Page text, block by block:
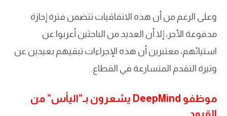
وعلى الرغم من أن هذه الاتفاقيات تتضمن فترة إجازة
مدفوعة الأجر، إلا أن العديد من الباحثين أعربوا عن
استيائهم، معتبرين أن هذه الإجراءات تبقيهم بعيدين عن
وتيرة التقدم المتسارعة في القطاع.
موظفو DeepMind يشعرون بـ”اليأس” من
القيود